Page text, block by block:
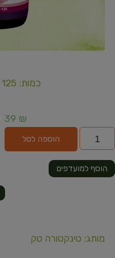
כמות: 125
39 ₪
הוספה לסל
הוסף למועדפים
מותג: טינקטורה טק